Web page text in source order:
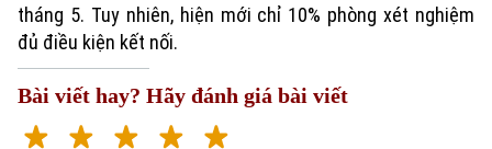
tháng 5. Tuy nhiên, hiện mới chỉ 10% phòng xét nghiệm
đủ điều kiện kết nối.
Bài viết hay? Hãy đánh giá bài viết